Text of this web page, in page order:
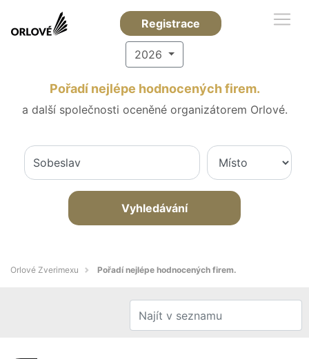
Registrace
2026
Pořadí nejlépe hodnocených firem.
a další společnosti oceněné organizátorem Orlové.
Vyhledávání
Orlové Zverimexu Pořadí nejlépe hodnocených firem.